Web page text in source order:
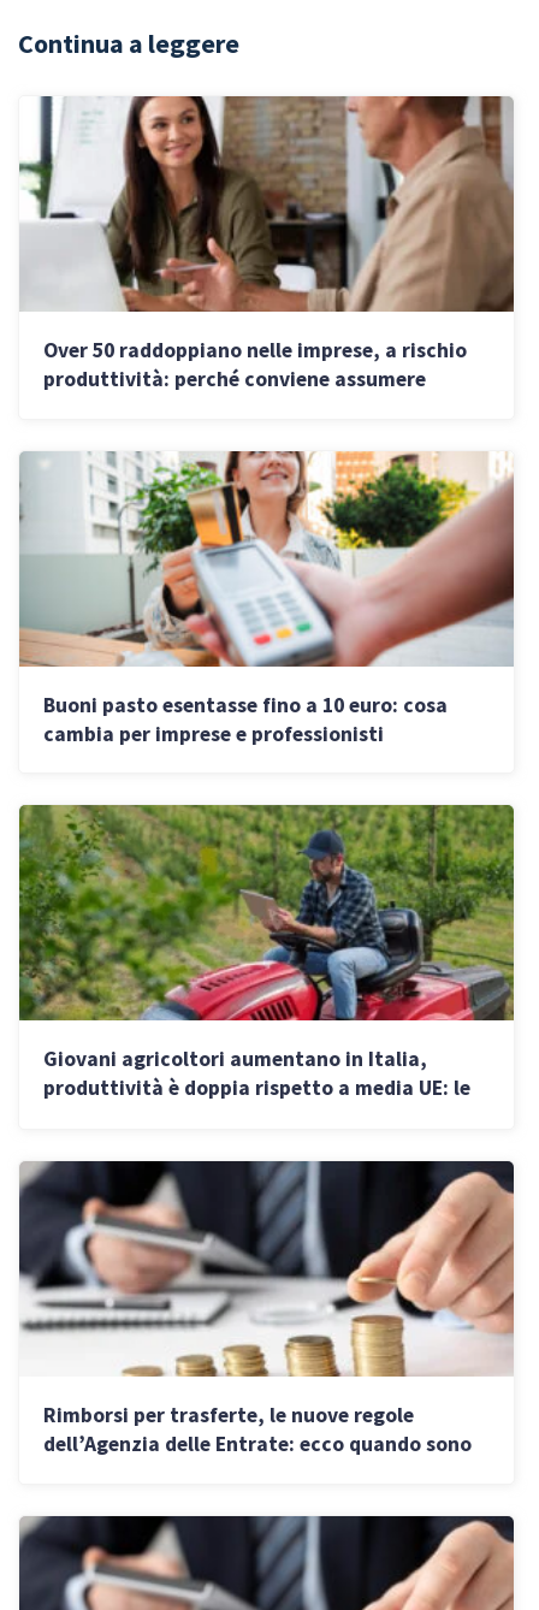
Continua a leggere
Over 50 raddoppiano nelle imprese, a rischio
produttività: perché conviene assumere
Buoni pasto esentasse fino a 10 euro: cosa
cambia per imprese e professionisti
Giovani agricoltori aumentano in Italia,
produttività è doppia rispetto a media UE: le
Rimborsi per trasferte, le nuove regole
dell’Agenzia delle Entrate: ecco quando sono